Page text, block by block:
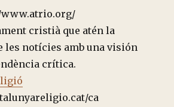
cristià que atén la
les notícies amb una visión
crítica.
ca